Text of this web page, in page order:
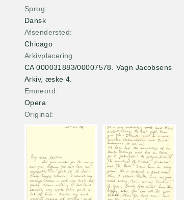
Sprog
Dansk
Afsendersted
Chicago
Arkivplacering
CA 000031883/00007578. Vagn Jacobsens
Arkiv, æske 4.
Emneord
Opera
Original